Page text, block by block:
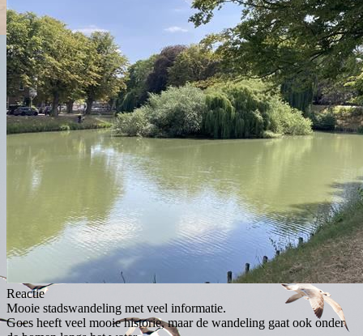
Reactie
Mooie stadswandeling met veel informatie.
Goes heeft veel mooie historie, maar de wandeling gaat ook onder